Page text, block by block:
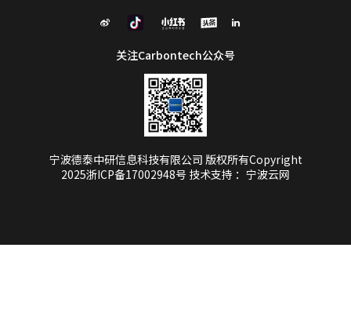
关注Carbontech公众号
宁波德泰中研信息科技有限公司 版权所有Copyright
2025浙ICP备17002948号 技术支持 ：宁波云网